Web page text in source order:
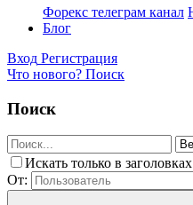
Форекс телеграм канал
Блог
Вход Регистрация
Что нового? Поиск
Поиск
Искать только в заголовках
От: